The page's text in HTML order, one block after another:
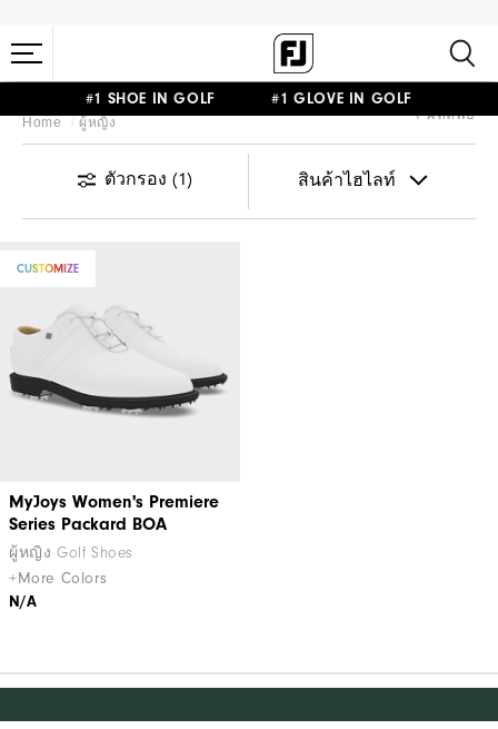
#1 SHOE IN GOLF #1 GLOVE IN GOLF
Home ผู้หญิง 1 ผลลัพธ์
ตัวกรอง (1)
CUSTOMIZE
MyJoys Women's Premiere
Series Packard BOA
ผู้หญิง Golf Shoes
+More Colors
N/A